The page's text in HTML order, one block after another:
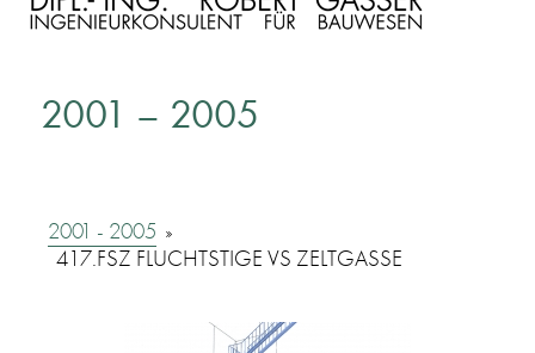
2001 – 2005
2001 - 2005 »
417.FSZ FLUCHTSTIGE VS ZELTGASSE